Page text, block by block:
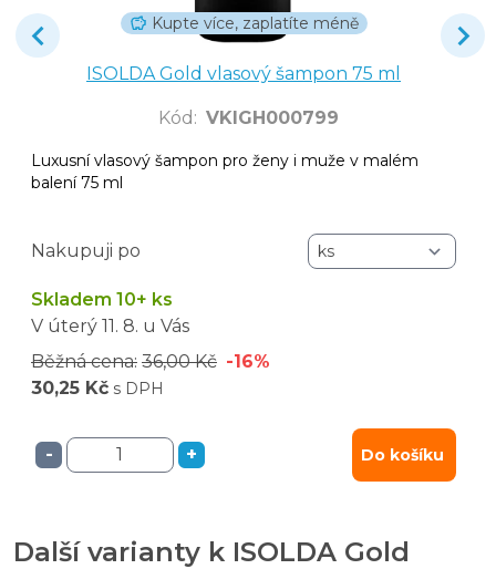
Kupte více, zaplatíte méně
ISOLDA Gold vlasový šampon 75 ml
Kód : VKIGH000799
Luxusní vlasový šampon pro ženy i muže v malém
balení 75 ml
Nakupuji po
Skladem 10+ ks
V úterý 11. 8. u Vás
Běžná cena: 36,00 Kč -16%
30,25 Kč s DPH
- + Do košíku
Další varianty k ISOLDA Gold